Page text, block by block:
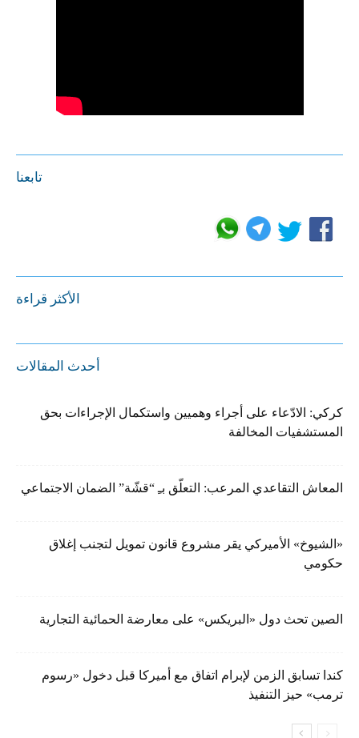
تابعنا
الأكثر قراءة
أحدث المقالات
كركي: الادّعاء على أجراء وهميين واستكمال الإجراءات بحق
المستشفيات المخالفة
المعاش التقاعدي المرعب: التعلّق بـِ “قشّة” الضمان الاجتماعي
«الشيوخ» الأميركي يقر مشروع قانون تمويل لتجنب إغلاق
حكومي
الصين تحث دول «البريكس» على معارضة الحمائية التجارية
كندا تسابق الزمن لإبرام اتفاق مع أميركا قبل دخول «رسوم
ترمب» حيز التنفيذ